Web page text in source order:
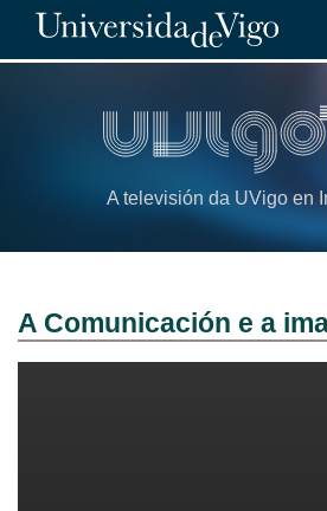
A televisión da UVigo en
A Comunicación e a